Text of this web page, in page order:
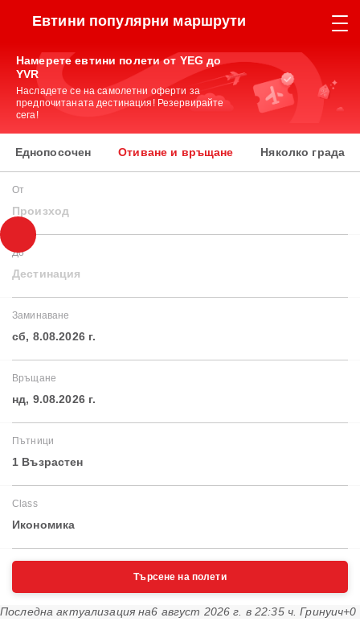
Евтини популярни маршрути
Намерете евтини полети от YEG до
YVR
Насладете се на самолетни оферти за
предпочитаната дестинация! Резервирайте
сега!
Еднопосочен Отиване и връщане Няколко града
От
Произход
До
Дестинация
Заминаване
сб, 8.08.2026 г.
Връщане
нд, 9.08.2026 г.
Пътници
1 Възрастен
Class
Икономика
Търсене на полети
Последна актуализация на6 август 2026 г. в 22:35 ч. Гринуич+0